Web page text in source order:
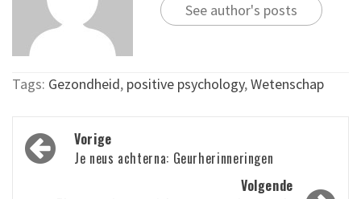
See author's posts
Tags: Gezondheid, positive psychology,Wetenschap
Bericht
navigatie
Vorige
Je neus achterna: Geurherinneringen
Volgende